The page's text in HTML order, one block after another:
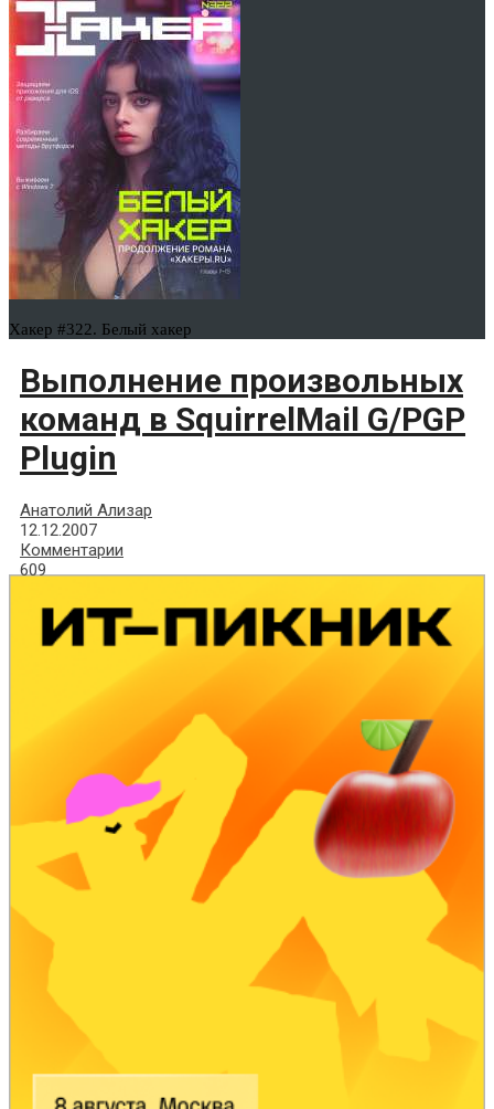
Хакер #322. Белый хакер
Выполнение произвольных
команд в SquirrelMail G/PGP
Plugin
Анатолий Ализар
12.12.2007
Комментарии
609